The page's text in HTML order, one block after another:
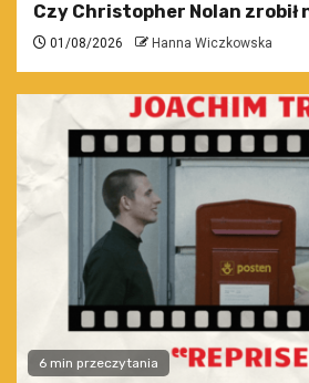
Czy Christopher Nolan zrobił
01/08/2026 Hanna Wiczkowska
6 min przeczytania